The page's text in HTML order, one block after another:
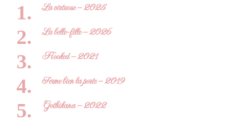
La virtuose – 2025
La belle-fille – 2026
Hooked – 2021
Ferme bien la porte – 2019
Gothikana – 2022